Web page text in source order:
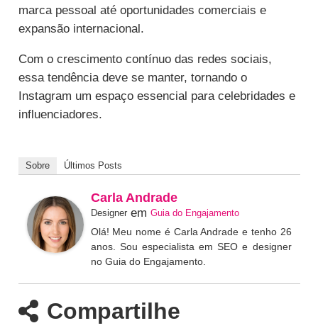
marca pessoal até oportunidades comerciais e
expansão internacional.
Com o crescimento contínuo das redes sociais,
essa tendência deve se manter, tornando o
Instagram um espaço essencial para celebridades e
influenciadores.
Sobre Últimos Posts
Carla Andrade
Designerem Guia do Engajamento
Olá! Meu nome é Carla Andrade e tenho 26
anos. Sou especialista em SEO e designer
no Guia do Engajamento.
Compartilhe